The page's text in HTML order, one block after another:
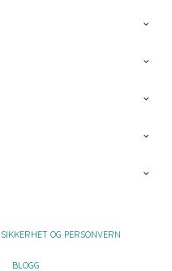
SIKKERHET OG PERSONVERN
BLOGG